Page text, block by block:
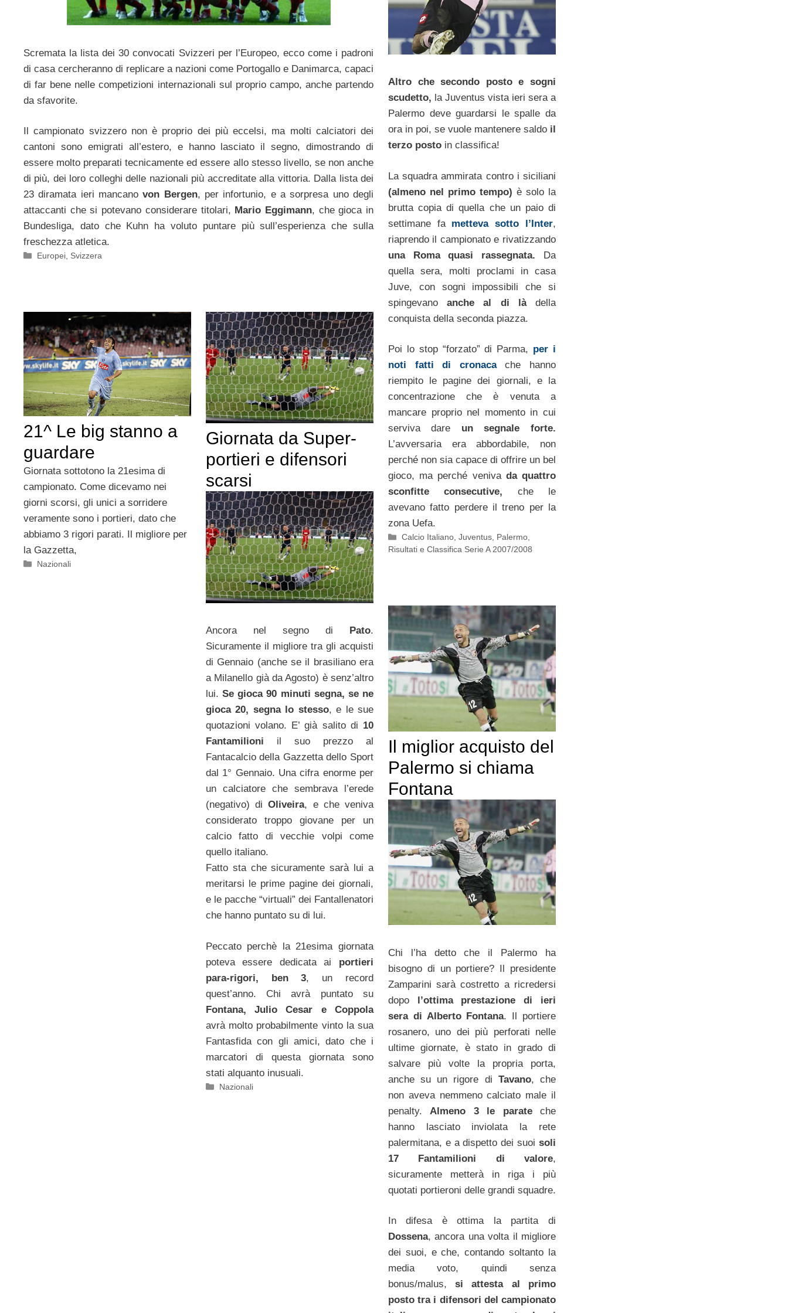
Scremata la lista dei 30 convocati Svizzeri per l’Europeo, ecco come i padroni
di casa cercheranno di replicare a nazioni come Portogallo e Danimarca, capaci
di far bene nelle competizioni internazionali sul proprio campo, anche partendo
da sfavorite.
Il campionato svizzero non è proprio dei più eccelsi, ma molti calciatori dei
cantoni sono emigrati all’estero, e hanno lasciato il segno, dimostrando di
essere molto preparati tecnicamente ed essere allo stesso livello, se non anche
di più, dei loro colleghi delle nazionali più accreditate alla vittoria. Dalla lista dei
23 diramata ieri mancanovon Bergen, per infortunio, e a sorpresa uno degli
attaccanti che si potevano considerare titolari, Mario Eggimann, che gioca in
Bundesliga, dato che Kuhn ha voluto puntare più sull’esperienza che sulla
freschezza atletica.
Categorie
Europei Svizzera
Altro che secondo posto e sogni
scudetto, la Juventus vista ieri sera a
Palermo deve guardarsi le spalle da
ora in poi, se vuole mantenere saldo il
terzo posto in classifica!
La squadra ammirata contro i siciliani
(almeno nel primo tempo) è solo la
brutta copia di quella che un paio di
settimane fa metteva sotto l’Inter,
riaprendo il campionato e rivatizzando
una Roma quasi rassegnata. Da
quella sera, molti proclami in casa
Juve, con sogni impossibili che si
spingevanoanche al di là della
conquista della seconda piazza.
Poi lo stop “forzato” di Parma, per i
noti fatti di cronacache hanno
riempito le pagine dei giornali, e la
concentrazione che è venuta a
mancare proprio nel momento in cui
serviva dare un segnale forte.
L’avversaria era abbordabile, non
perché non sia capace di offrire un bel
gioco, ma perché veniva da quattro
sconfitte consecutive, che le
avevano fatto perdere il treno per la
zona Uefa.
Categorie
Calcio Italiano,Juventus, Palermo,
Risultati e Classifica Serie A 2007/2008
21^ Le big stanno a
guardare
Giornata sottotono la 21esima di
campionato. Come dicevamo nei
giorni scorsi, gli unici a sorridere
veramente sono i portieri, dato che
abbiamo 3 rigori parati. Il migliore per
la Gazzetta,
Categorie
Nazionali
Giornata da Super-
portieri e difensori
scarsi
Ancora nel segno di Pato.
Sicuramente il migliore tra gli acquisti
di Gennaio (anche se il brasiliano era
a Milanello già da Agosto) è senz’altro
lui.Se gioca 90 minuti segna, se ne
gioca 20, segna lo stesso, e le sue
quotazioni volano. E’ già salito di 10
Fantamilioni il suo prezzo al
Fantacalcio della Gazzetta dello Sport
dal 1° Gennaio. Una cifra enorme per
un calciatore che sembrava l’erede
(negativo) diOliveira, e che veniva
considerato troppo giovane per un
calcio fatto di vecchie volpi come
quello italiano.
Fatto sta che sicuramente sarà lui a
meritarsi le prime pagine dei giornali,
e le pacche “virtuali” dei Fantallenatori
che hanno puntato su di lui.
Peccato perchè la 21esima giornata
poteva essere dedicata ai portieri
para-rigori, ben 3, un record
quest’anno. Chi avrà puntato su
Fontana, Julio Cesar e Coppola
avrà molto probabilmente vinto la sua
Fantasfida con gli amici, dato che i
marcatori di questa giornata sono
stati alquanto inusuali.
Categorie
Nazionali
Il miglior acquisto del
Palermo si chiama
Fontana
Chi l’ha detto che il Palermo ha
bisogno di un portiere? Il presidente
Zamparini sarà costretto a ricredersi
dopo l’ottima prestazione di ieri
sera di Alberto Fontana. Il portiere
rosanero, uno dei più perforati nelle
ultime giornate, è stato in grado di
salvare più volte la propria porta,
anche su un rigore di Tavano, che
non aveva nemmeno calciato male il
penalty.Almeno 3 le parateche
hanno lasciato inviolata la rete
palermitana, e a dispetto dei suoi soli
17 Fantamilioni di valore,
sicuramente metterà in riga i più
quotati portieroni delle grandi squadre.
In difesa è ottima la partita di
Dossena, ancora una volta il migliore
dei suoi, e che, contando soltanto la
media voto, quindi senza
bonus/malus,si attesta al primo
posto tra i difensori del campionato